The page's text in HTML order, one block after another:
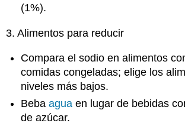
(1%).
3. Alimentos para reducir
Compara el sodio en alimentos
comidas congeladas; elige los
niveles más bajos.
Bebaagua en lugar de bebidas
de azúcar.